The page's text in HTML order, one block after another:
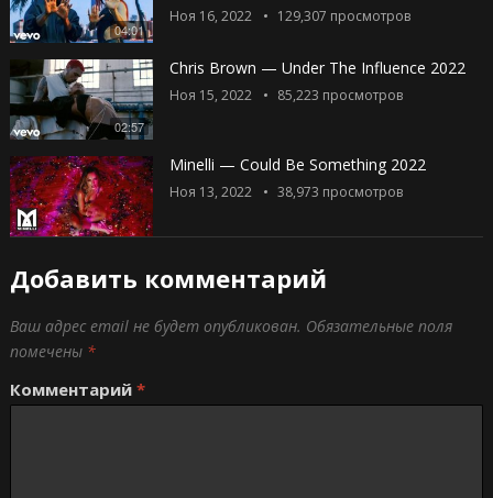
04:01
Ноя 16, 2022 129,307 просмотров
02:57
Chris Brown — Under The Influence 2022
Ноя 15, 2022 85,223 просмотров
Minelli — Could Be Something 2022
Ноя 13, 2022 38,973 просмотров
Добавить комментарий
Ваш адрес email не будет опубликован. Обязательные поля
помечены *
Комментарий *